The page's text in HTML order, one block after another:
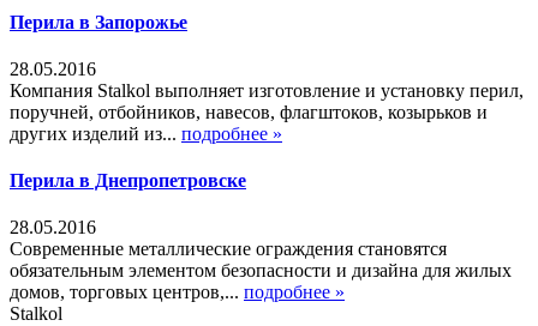
Перила в Запорожье
28.05.2016
Компания Stalkol выполняет изготовление и установку перил,
поручней, отбойников, навесов, флагштоков, козырьков и
других изделий из... подробнее »
Перила в Днепропетровске
28.05.2016
Современные металлические ограждения становятся
обязательным элементом безопасности и дизайна для жилых
домов, торговых центров,... подробнее »
Stalkol